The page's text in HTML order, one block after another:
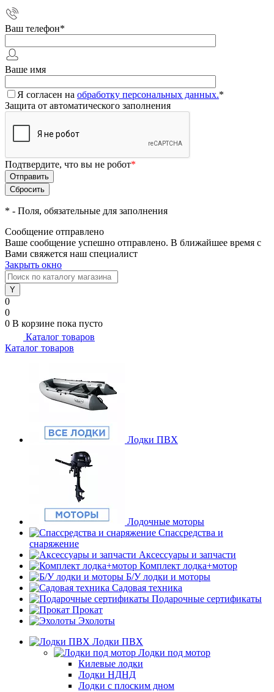
Ваш телефон*
Ваше имя
Я согласен на обработку персональных данных.*
Защита от автоматического заполнения
Подтвердите, что вы не робот*
* - Поля, обязательные для заполнения
Сообщение отправлено
Ваше сообщение успешно отправлено. В ближайшее время с
Вами свяжется наш специалист
Закрыть окно
0
0
0 В корзине пока пусто
Каталог товаров
Каталог товаров
Лодки ПВХ
Лодочные моторы
Спассредства и
снаряжение
Аксессуары и запчасти
Комплект лодка+мотор
Б/У лодки и моторы
Садовая техника
Подарочные сертификаты
Прокат
Эхолоты
Лодки ПВХ
Лодки под мотор
Килевые лодки
Лодки НДНД
Лодки с плоским дном